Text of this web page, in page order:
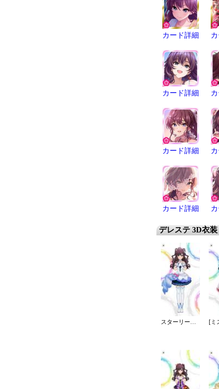
カード詳細
カード詳細
カード詳細
カード詳細
デレステ 3D衣装